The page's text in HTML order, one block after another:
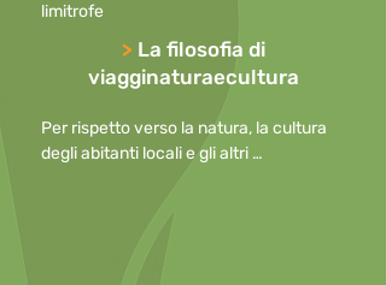
limitrofe
> La filosofia di
viagginaturaecultura
Per rispetto verso la natura, la cultura
degli abitanti locali e gli altri